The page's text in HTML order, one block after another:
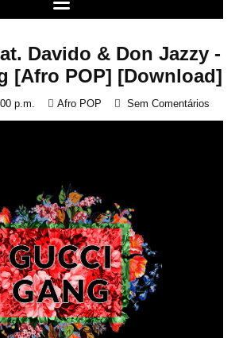
t
Davido & Don Jazzy -
[Afro POP] [Download]
p.m. Afro POP Sem Comentários